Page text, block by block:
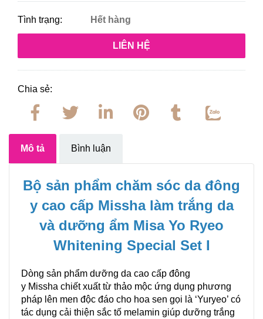
Tình trạng: Hết hàng
LIÊN HỆ
Chia sẻ:
Mô tả Bình luận
Bộ sản phẩm chăm sóc da đông
y cao cấp Missha làm trắng da
và dưỡng ẩm Misa Yo Ryeo
Whitening Special Set I
Dòng sản phẩm dưỡng da cao cấp đông
y Missha chiết xuất từ thảo mộc ứng dụng phương
pháp lên men độc đáo cho hoa sen gọi là ‘Yuryeo’ có
tác dụng cải thiện sắc tố melamin giúp dưỡng trắng